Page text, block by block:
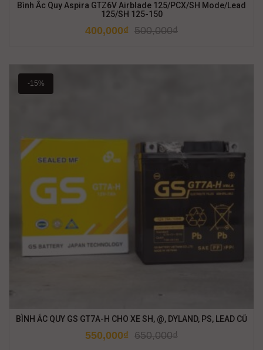
Bình Ắc Quy Aspira GTZ6V Airblade 125/PCX/SH Mode/Lead
125/SH 125-150
500,000₫
400,000₫
-15%
BÌNH ẮC QUY GS GT7A-H CHO XE SH, @, DYLAND, PS, LEAD CŨ
650,000₫
550,000₫